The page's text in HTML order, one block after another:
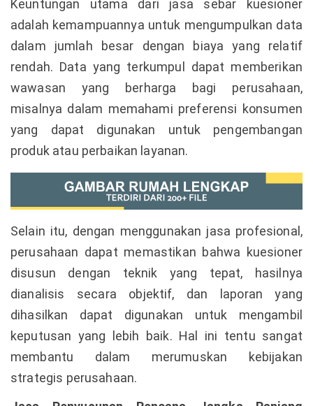
Keuntungan utama dari jasa sebar kuesioner
adalah kemampuannya untuk mengumpulkan data
dalam jumlah besar dengan biaya yang relatif
rendah. Data yang terkumpul dapat memberikan
wawasan yang berharga bagi perusahaan,
misalnya dalam memahami preferensi konsumen
yang dapat digunakan untuk pengembangan
produk atau perbaikan layanan.
Selain itu, dengan menggunakan jasa profesional,
perusahaan dapat memastikan bahwa kuesioner
disusun dengan teknik yang tepat, hasilnya
dianalisis secara objektif, dan laporan yang
dihasilkan dapat digunakan untuk mengambil
keputusan yang lebih baik. Hal ini tentu sangat
membantu dalam merumuskan kebijakan
strategis perusahaan.